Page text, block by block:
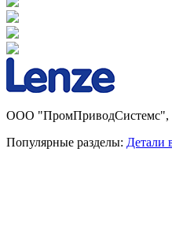
ООО "ПромПриводСистемс",
Популярные разделы: Детали